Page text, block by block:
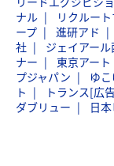
ナル
リクルー
ープ
進研アド
社
ジェイアー
ナー
東京アート
プジャパン
ゆ
ト
トランス[広
ダブリュー
日